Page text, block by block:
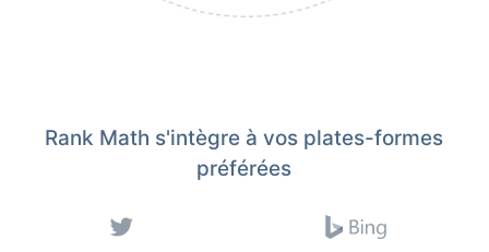
Rank Math s'intègre à vos plates-formes
préférées